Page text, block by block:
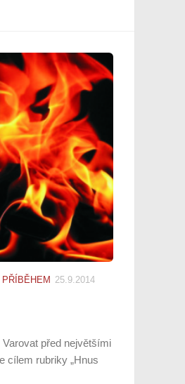
25.9.2014
před největšími
cílem rubriky „Hnus